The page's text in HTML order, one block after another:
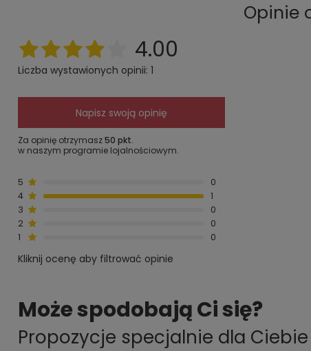
Opinie
4.00
Liczba wystawionych opinii: 1
Napisz swoją opinię
Za opinię otrzymasz50 pkt.
w naszym programie lojalnościowym.
5
0
4
1
3
0
2
0
1
0
Kliknij ocenę aby filtrować opinie
Może spodobają Ci się?
Propozycje specjalnie dla Ciebie